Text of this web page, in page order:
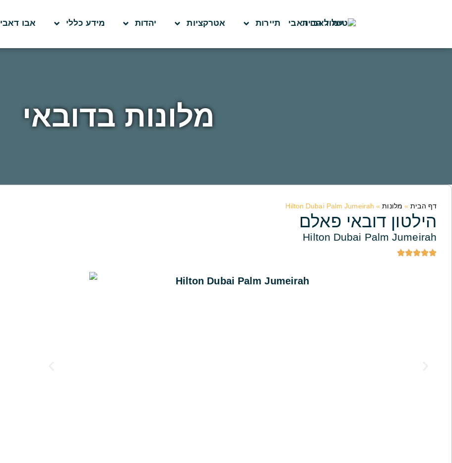
עמוד הבית תיירות אטרקציות יהדות מידע כללי אבו דאבי
מלונות בדובאי
דף הבית» מלונות»
Hilton Dubai Palm Jumeirah
הילטון דובאי פאלם
Hilton Dubai Palm Jumeirah